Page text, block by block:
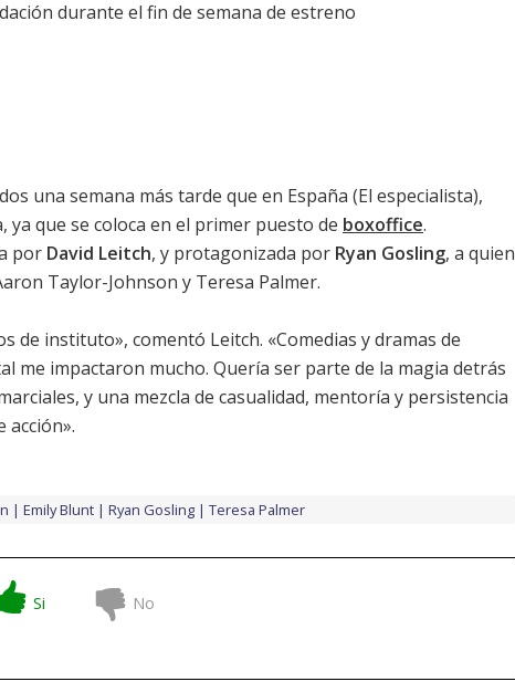
durante el fin de semana de estreno
una semana más tarde que en España (El especialista),
que se coloca en el primer puesto de boxoffice.
por David Leitch, y protagonizada por Ryan Gosling, a quien
Taylor-Johnson y Teresa Palmer.
de instituto», comentó Leitch. «Comedias y dramas de
me impactaron mucho. Quería ser parte de la magia detrás
y una mezcla de casualidad, mentoría y persistencia
acción».
Emily Blunt Ryan Gosling Teresa Palmer
Si No